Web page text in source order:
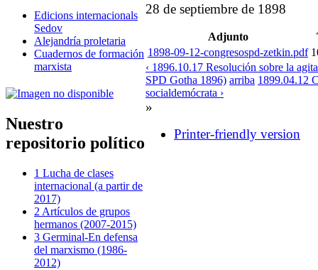
Edicions internacionals
Sedov
Alejandría proletaria
Cuadernos de formación
marxista
Nuestro
repositorio político
1 Lucha de clases
internacional (a partir de
2017)
2 Artículos de grupos
hermanos (2007-2015)
3 Germinal-En defensa
del marxismo (1986-
2012)
28 de septiembre de 1898
Adjunto
1898-09-12-congresospd-zetkin.pdf
‹ 1896.10.17 Resolución sobre la
SPD Gotha 1896) arriba 1899.04.12
socialdemócrata ›
»
Printer-friendly version